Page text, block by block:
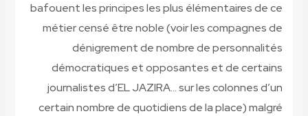
bafouent les principes les plus
métier censé être noble (voir les
dénigrement de nombre de
démocratiques et opposantes
journalistes d’EL JAZIRA… sur les
certain nombre de quotidiens de